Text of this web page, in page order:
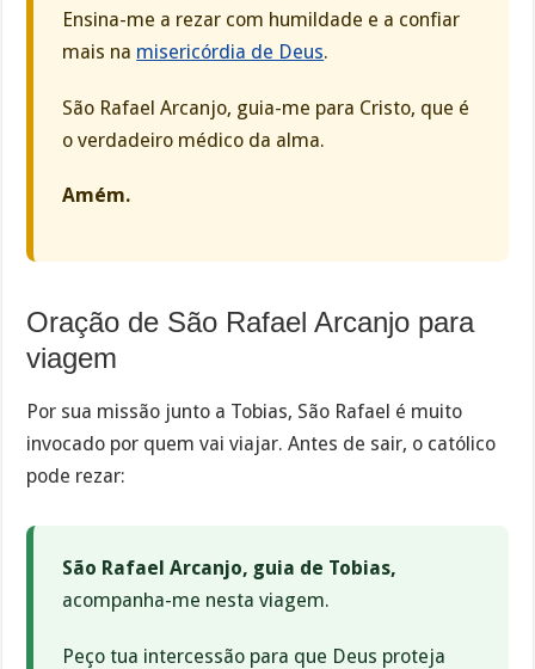
Ensina-me a rezar com humildade e a confiar
mais na misericórdia de Deus.
São Rafael Arcanjo, guia-me para Cristo, que é
o verdadeiro médico da alma.
Amém.
Oração de São Rafael Arcanjo para
viagem
Por sua missão junto a Tobias, São Rafael é muito
invocado por quem vai viajar. Antes de sair, o católico
pode rezar:
São Rafael Arcanjo, guia de Tobias,
acompanha-me nesta viagem.
Peço tua intercessão para que Deus proteja